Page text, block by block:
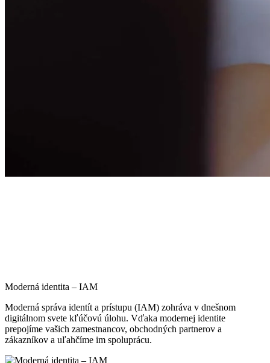
Moderná identita – IAM
Moderná správa identít a prístupu (IAM) zohráva v dnešnom
digitálnom svete kľúčovú úlohu. Vďaka modernej identite
prepojíme vašich zamestnancov, obchodných partnerov a
zákazníkov a uľahčíme im spoluprácu.